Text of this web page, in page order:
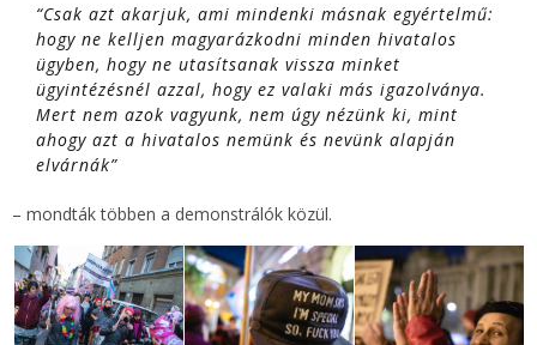
“Csak azt akarjuk, ami mindenki másnak egyértelmű:
hogy ne kelljen magyarázkodni minden hivatalos
ügyben, hogy ne utasítsanak vissza minket
ügyintézésnél azzal, hogy ez valaki más igazolványa.
Mert nem azok vagyunk, nem úgy nézünk ki, mint
ahogy azt a hivatalos nemünk és nevünk alapján
elvárnák”
– mondták többen a demonstrálók közül.